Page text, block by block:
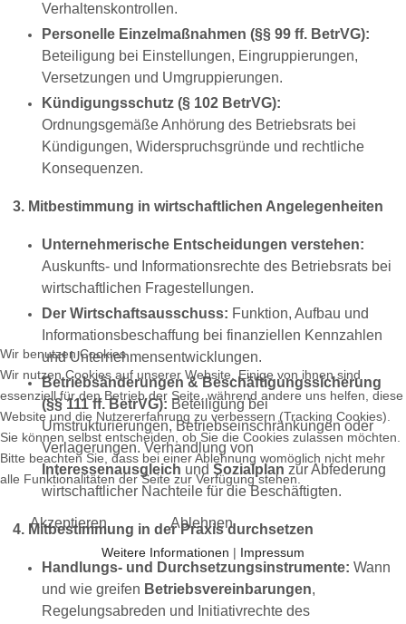
Verhaltenskontrollen.
Personelle Einzelmaßnahmen (§§ 99 ff. BetrVG):
Beteiligung bei Einstellungen, Eingruppierungen,
Versetzungen und Umgruppierungen.
Kündigungsschutz (§ 102 BetrVG):
Ordnungsgemäße Anhörung des Betriebsrats bei
Kündigungen, Widerspruchsgründe und rechtliche
Konsequenzen.
3. Mitbestimmung in wirtschaftlichen Angelegenheiten
Unternehmerische Entscheidungen verstehen:
Auskunfts- und Informationsrechte des Betriebsrats bei
wirtschaftlichen Fragestellungen.
Der Wirtschaftsausschuss: Funktion, Aufbau und
Informationsbeschaffung bei finanziellen Kennzahlen
und Unternehmensentwicklungen.
Betriebsänderungen & Beschäftigungssicherung
(§§ 111 ff. BetrVG): Beteiligung bei
Umstrukturierungen, Betriebseinschränkungen oder
Verlagerungen. Verhandlung von
Interessenausgleich undSozialplan zur Abfederung
wirtschaftlicher Nachteile für die Beschäftigten.
4. Mitbestimmung in der Praxis durchsetzen
Handlungs- und Durchsetzungsinstrumente: Wann
und wie greifen Betriebsvereinbarungen,
Regelungsabreden und Initiativrechte des
Wir benutzen Cookies
Wir nutzen Cookies auf unserer Website. Einige von ihnen sind
essenziell für den Betrieb der Seite, während andere uns helfen, diese
Website und die Nutzererfahrung zu verbessern (Tracking Cookies).
Sie können selbst entscheiden, ob Sie die Cookies zulassen möchten.
Bitte beachten Sie, dass bei einer Ablehnung womöglich nicht mehr
alle Funktionalitäten der Seite zur Verfügung stehen.
Akzeptieren Ablehnen
Weitere Informationen | Impressum